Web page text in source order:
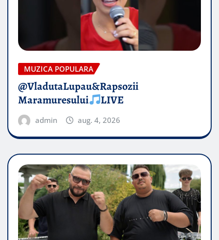
MUZICA POPULARA
@VladutaLupau&Rapsozii
Maramuresului
LIVE
admin aug. 4, 2026